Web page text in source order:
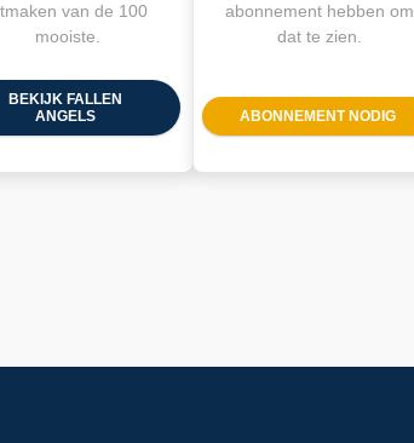
van de 100
mooiste.
BEKIJK FALLEN
ANGELS
abonnement hebben om
dat te zien.
ABONNEMENT NODIG